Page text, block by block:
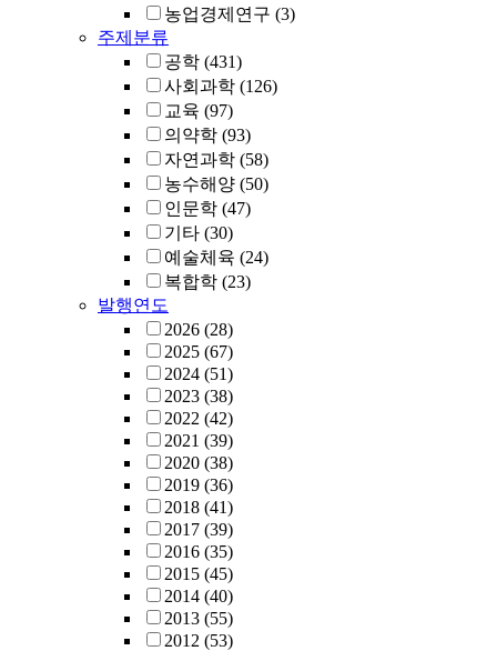
농업경제연구 (3)
주제분류
공학 (431)
사회과학 (126)
교육 (97)
의약학 (93)
자연과학 (58)
농수해양 (50)
인문학 (47)
기타 (30)
예술체육 (24)
복합학 (23)
발행연도
2026 (28)
2025 (67)
2024 (51)
2023 (38)
2022 (42)
2021 (39)
2020 (38)
2019 (36)
2018 (41)
2017 (39)
2016 (35)
2015 (45)
2014 (40)
2013 (55)
2012 (53)